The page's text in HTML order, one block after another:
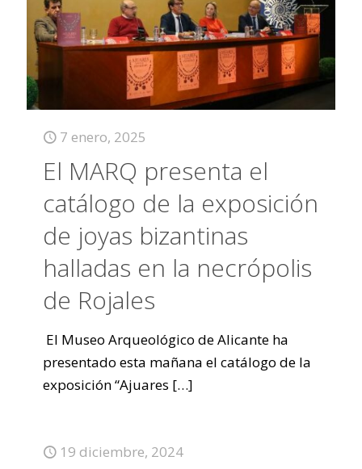
7 enero, 2025
El MARQ presenta el
catálogo de la exposición
de joyas bizantinas
halladas en la necrópolis
de Rojales
El Museo Arqueológico de Alicante ha
presentado esta mañana el catálogo de la
exposición “Ajuares […]
19 diciembre, 2024